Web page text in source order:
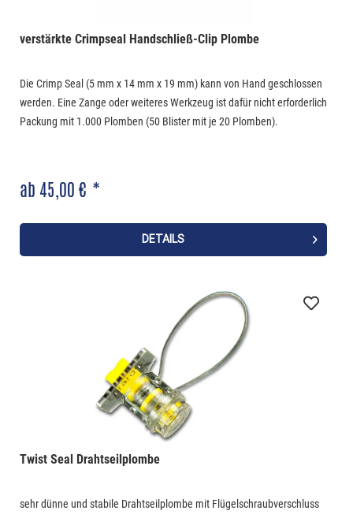
verstärkte Crimpseal Handschließ-Clip Plombe
Die Crimp Seal (5 mm x 14 mm x 19 mm) kann von Hand geschlossen
werden. Eine Zange oder weiteres Werkzeug ist dafür nicht erforderlich
Packung mit 1.000 Plomben (50 Blister mit je 20 Plomben).
ab 45,00 € *
DETAILS
Twist Seal Drahtseilplombe
sehr dünne und stabile Drahtseilplombe mit Flügelschraubverschluss